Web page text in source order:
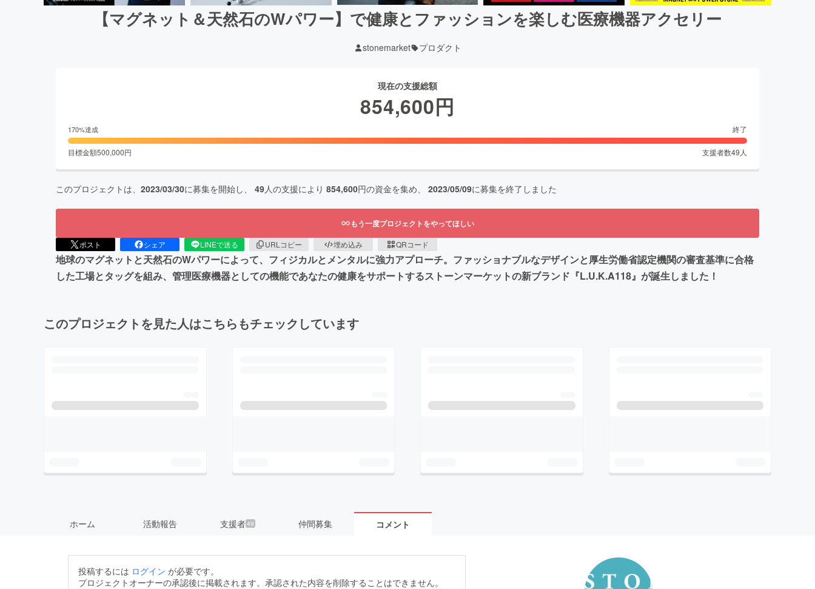
【マグネット＆天然石のWパワー】で健康とファッションを楽しむ医療機器アクセリー
stonemarket プロダクト
現在の支援総額
854,600円
170%達成 終了
目標金額500,000円 支援者数49 人
このプロジェクトは、 2023/03/30に募集を開始し、 49人の支援により 854,600円の資金を集め、 2023/05/09に募集を終了しました
もう一度プロジェクトをやってほしい
ポスト シェア LINEで送る URLコピー 埋め込み QRコード
地球のマグネットと天然石のWパワーによって、フィジカルとメンタルに強力アプローチ。ファッショナブルなデザインと厚生労働省認定機関の審査基準に合格
した工場とタッグを組み、管理医療機器としての機能であなたの健康をサポートするストーンマーケットの新ブランド『L.U.K.A118』が誕生しました！
このプロジェクトを見た人はこちらもチェックしています
ホーム 活動報告 支援者49 仲間募集 コメント
投稿するには ログイン が必要です。
プロジェクトオーナーの承認後に掲載されます。承認された内容を削除することはできません。